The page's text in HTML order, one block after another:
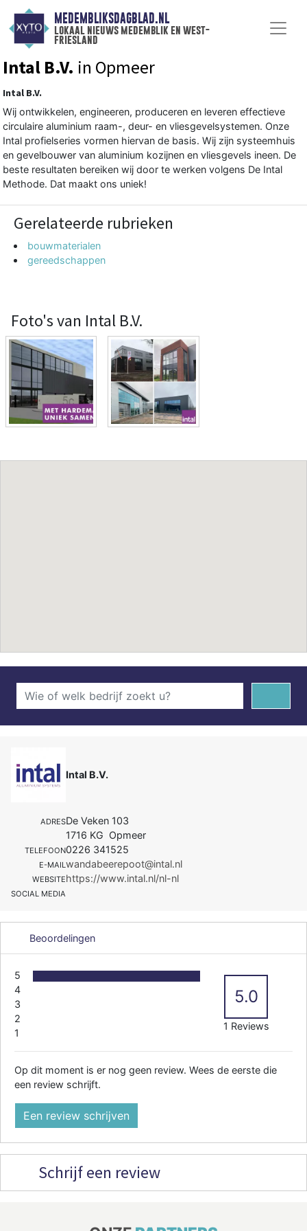
MEDEMBLIKSDAGBLAD.NL
lokaal nieuws medemblik en west-
friesland
Intal B.V. in Opmeer
Intal B.V.
Wij ontwikkelen, engineeren, produceren en leveren effectieve
circulaire aluminium raam-, deur- en vliesgevelsystemen. Onze
Intal profielseries vormen hiervan de basis. Wij zijn systeemhuis
en gevelbouwer van aluminium kozijnen en vliesgevels ineen. De
beste resultaten bereiken wij door te werken volgens De Intal
Methode. Dat maakt ons uniek!
Gerelateerde rubrieken
bouwmaterialen
gereedschappen
Foto's van Intal B.V.
Intal B.V.
ADRESDe Veken 103
1716 KG Opmeer
TELEFOON0226 341525
E-MAILwandabeerepoot@intal.nl
WEBSITEhttps://www.intal.nl/nl-nl
SOCIAL MEDIA
Beoordelingen
5
4
3
2
1
5.0
1 Reviews
Op dit moment is er nog geen review. Wees de eerste die
een review schrijft.
Een review schrijven
Schrijf een review